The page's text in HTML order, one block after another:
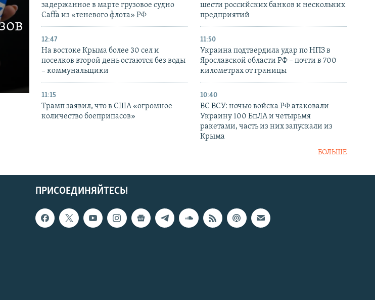
задержанное в марте грузовое судно
Caffa из «теневого флота» РФ
шести российских банков и нескольких
предприятий
12:47
На востоке Крыма более 30 сел и
поселков второй день остаются без воды
– коммунальщики
11:50
Украина подтвердила удар по НПЗ в
Ярославской области РФ – почти в 700
километрах от границы
11:15
Трамп заявил, что в США «огромное
количество боеприпасов»
10:40
ВС ВСУ: ночью войска РФ атаковали
Украину 100 БпЛА и четырьмя
ракетами, часть из них запускали из
Крыма
БОЛЬШЕ
ПРИСОЕДИНЯЙТЕСЬ!